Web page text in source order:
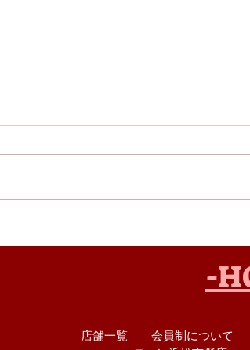
太郎」
道」
-
店舗一覧 会員制について